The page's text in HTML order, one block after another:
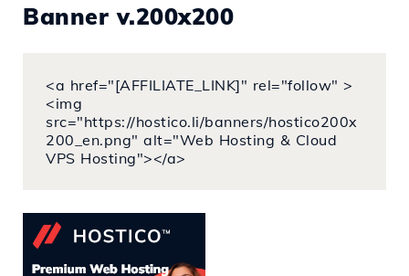
Banner v.200x200
<a href="[AFFILIATE_LINK]" rel="follow" >
<img
src="https://hostico.li/banners/hostico200x
200_en.png" alt="Web Hosting & Cloud
VPS Hosting"></a>